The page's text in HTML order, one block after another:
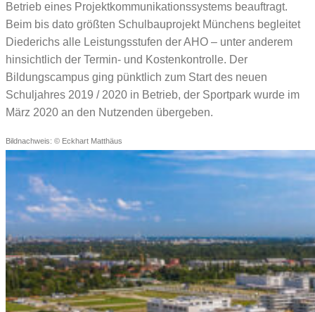
Betrieb eines Projektkommunikationssystems beauftragt.
Beim bis dato größten Schulbauprojekt Münchens begleitet
Diederichs alle Leistungsstufen der AHO – unter anderem
hinsichtlich der Termin- und Kostenkontrolle. Der
Bildungscampus ging pünktlich zum Start des neuen
Schuljahres 2019 / 2020 in Betrieb, der Sportpark wurde im
März 2020 an den Nutzenden übergeben.
Bildnachweis: © Eckhart Matthäus